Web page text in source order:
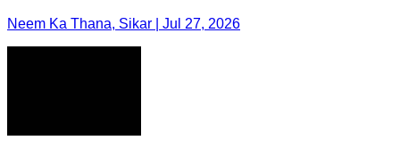
Neem Ka Thana, Sikar | Jul 27, 2026